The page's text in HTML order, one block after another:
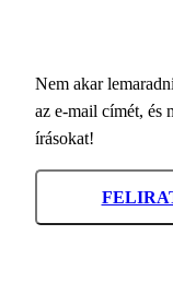
Nem akar
az e-mail címét, és
írásokat!